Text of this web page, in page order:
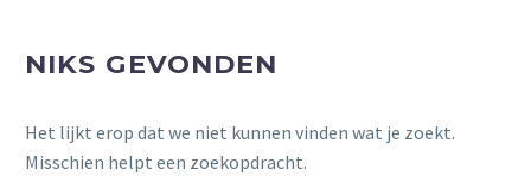
NIKS GEVONDEN
Het lijkt erop dat we niet kunnen vinden wat je zoekt.
Misschien helpt een zoekopdracht.